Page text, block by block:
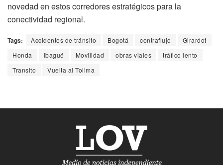
novedad en estos corredores estratégicos para la
conectividad regional.
Tags: Accidentes de tránsito Bogotá contraflujo
Girardot
Honda
Ibagué Movilidad obras viales
tráfico lento
Transito
Vuelta al Tolima